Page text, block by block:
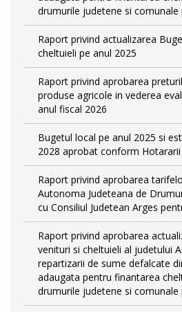
drumurile judetene si comunale
Raport privind actualizarea
cheltuieli pe anul 2025
Raport privind aprobarea
produse agricole in vederea
anul fiscal 2026
Bugetul local pe anul 2025 si
2028 aprobat conform Hotararii
Raport privind aprobarea
Autonoma Judeteana de
cu Consiliul Judetean Arges
Raport privind aprobarea
venituri si cheltuieli al judetului
repartizarii de sume defalcate
adaugata pentru finantarea
drumurile judetene si comunale